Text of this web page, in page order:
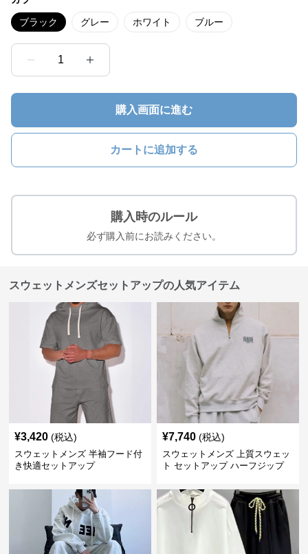
ブラック グレー ホワイト ブルー
1
購入画面に進む
カートに追加する
購入時のルール
必ず購入前にお読みください。
スウェットメンズセットアップの人気アイテム
¥3,420 (税込)
スウェットメンズ 半袖フード付
き快適セットアップ
¥7,740 (税込)
スウェットメンズ 上質スウェッ
ト セットアップ ハーフジップ